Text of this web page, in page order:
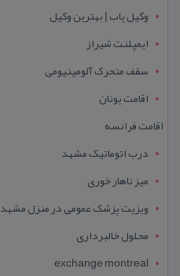
وکیل یاب | بهترین وکیل
ایمپلنت شیراز
سقف متحرک آلومینیومی
اقامت یونان
اقامت فرانسه
درب اتوماتیک مشهد
میز ناهار خوری
ویزیت پزشک عمومی در منزل مشهد
محلول خالبرداری
exchange montreal